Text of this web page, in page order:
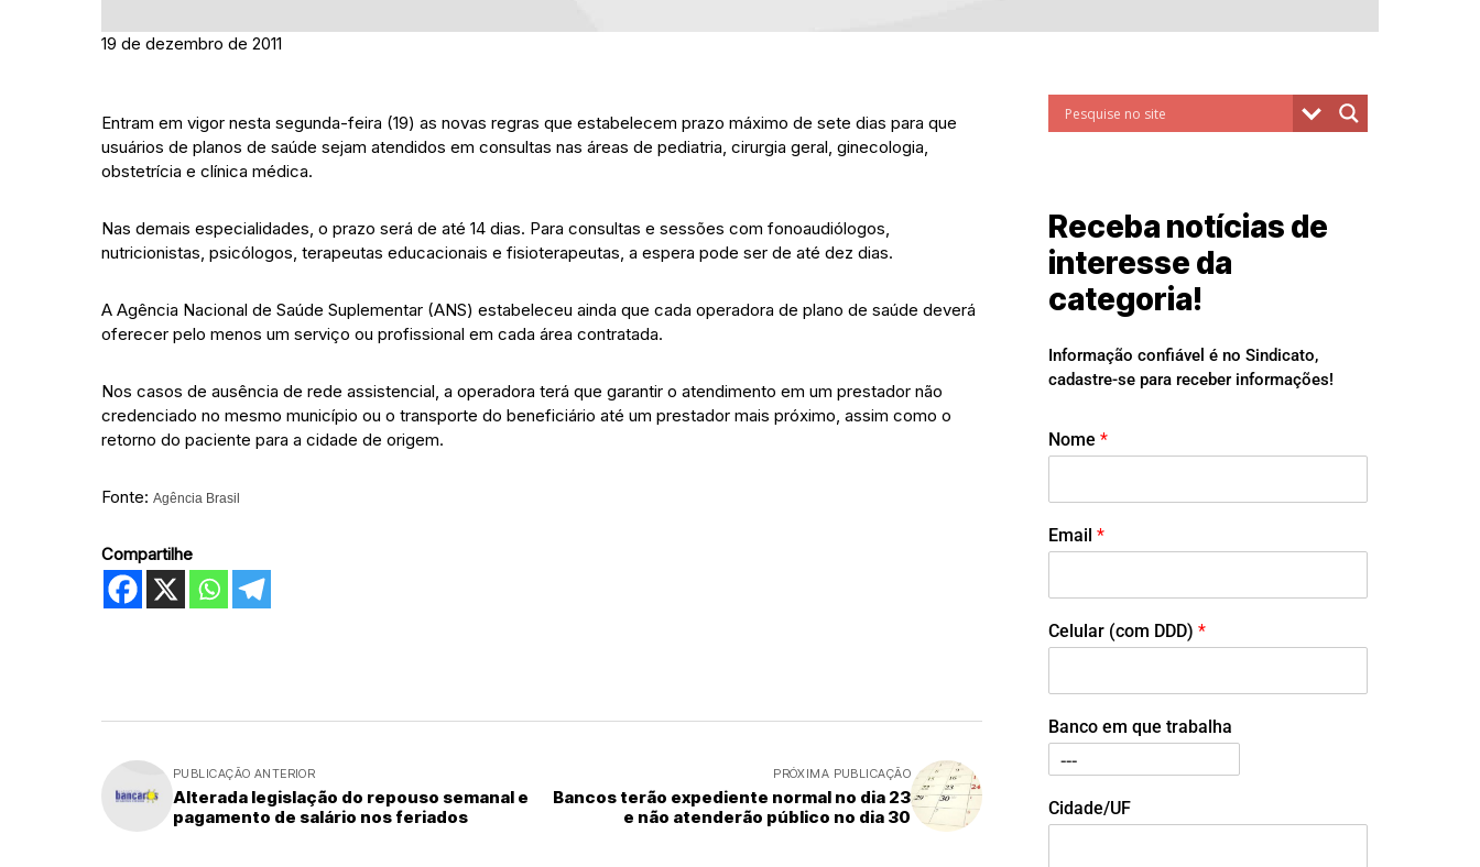
19 de dezembro de 2011
Entram em vigor nesta segunda-feira (19) as novas regras que estabelecem prazo máximo de sete dias para que
usuários de planos de saúde sejam atendidos em consultas nas áreas de pediatria, cirurgia geral, ginecologia,
obstetrícia e clínica médica.
Nas demais especialidades, o prazo será de até 14 dias. Para consultas e sessões com fonoaudiólogos,
nutricionistas, psicólogos, terapeutas educacionais e fisioterapeutas, a espera pode ser de até dez dias.
A Agência Nacional de Saúde Suplementar (ANS) estabeleceu ainda que cada operadora de plano de saúde deverá
oferecer pelo menos um serviço ou profissional em cada área contratada.
Nos casos de ausência de rede assistencial, a operadora terá que garantir o atendimento em um prestador não
credenciado no mesmo município ou o transporte do beneficiário até um prestador mais próximo, assim como o
retorno do paciente para a cidade de origem.
Fonte: Agência Brasil
Compartilhe
PUBLICAÇÃO ANTERIOR
Alterada legislação do repouso semanal e
pagamento de salário nos feriados
PRÓXIMA PUBLICAÇÃO
Bancos terão expediente normal no dia 23
e não atenderão público no dia 30
Receba notícias de
interesse da
categoria!
Informação confiável é no Sindicato,
cadastre-se para receber informações!
Nome *
Email *
Celular (com DDD) *
Banco em que trabalha
Cidade/UF